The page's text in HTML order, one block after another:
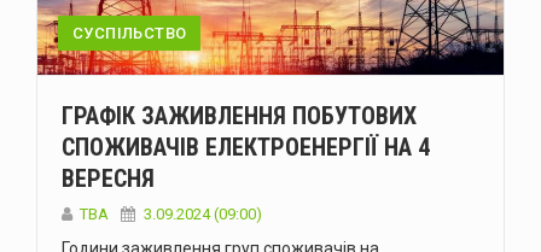
СУСПІЛЬСТВО
ГРАФІК ЗАЖИВЛЕННЯ ПОБУТОВИХ
СПОЖИВАЧІВ ЕЛЕКТРОЕНЕРГІЇ НА 4
ВЕРЕСНЯ
ТВА 3.09.2024 (09:00)